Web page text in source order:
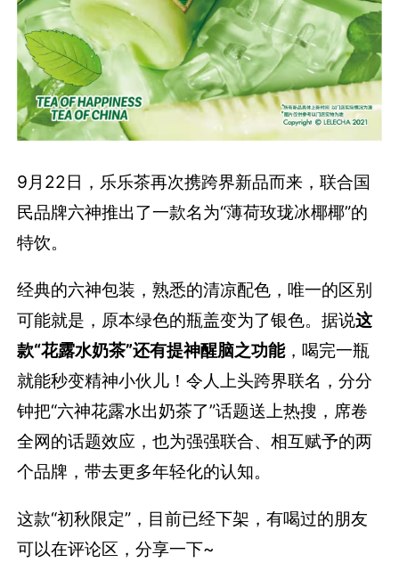
9月22日，乐乐茶再次携跨界新品而来，联合国
民品牌六神推出了一款名为“薄荷玫珑冰椰椰”的
特饮。
经典的六神包装，熟悉的清凉配色，唯一的区别
可能就是，原本绿色的瓶盖变为了银色。据说这
款“花露水奶茶”还有提神醒脑之功能，喝完一瓶
就能秒变精神小伙儿！令人上头跨界联名，分分
钟把“六神花露水出奶茶了”话题送上热搜，席卷
全网的话题效应，也为强强联合、相互赋予的两
个品牌，带去更多年轻化的认知。
这款“初秋限定”，目前已经下架，有喝过的朋友
可以在评论区，分享一下~